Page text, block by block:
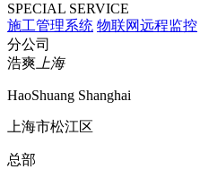
SPECIAL SERVICE
施工管理系统 物联网远程监控
分公司
浩爽上海
HaoShuang Shanghai
上海市松江区
总部